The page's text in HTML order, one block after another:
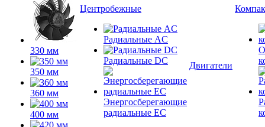
330 мм
350 мм
360 мм
400 мм
Центробежные
Радиальные AC
Радиальные DC
Энергосберегающие
радиальные EC
Двигатели